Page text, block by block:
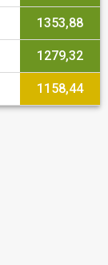
1353,88
1279,32
1158,44